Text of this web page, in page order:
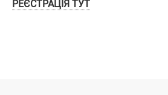
РЕЄСТРАЦІЯ ТУТ